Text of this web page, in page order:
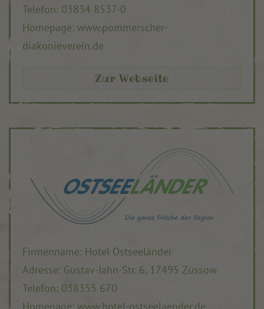
Telefon: 03834 8537-0
Homepage: www.pommerscher-
diakonieverein.de
Zur Webseite
Firmenname: Hotel Ostseeländer
Adresse: Gustav-Jahn-Str. 6, 17495 Züssow
Telefon: 038355 670
Homepage: www.hotel-ostseelaender.de